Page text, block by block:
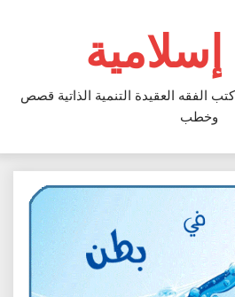
الفقه العقيدة التنمية الذاتية قصص
وخطب